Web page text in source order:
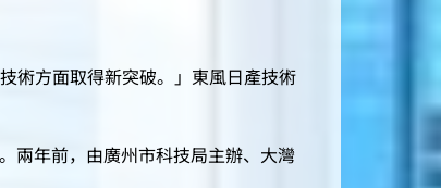
術方面取得新突破。」東風日產技術
年前，由廣州市科技局主辦、大灣